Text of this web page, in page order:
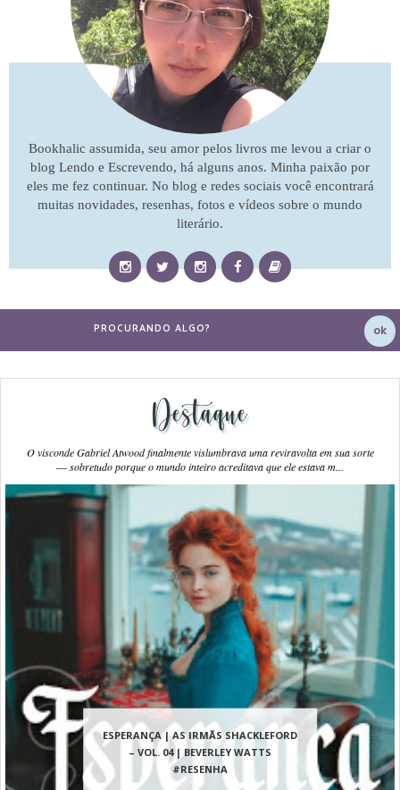
Bookhalic assumida, seu amor pelos livros me levou a criar o
blog Lendo e Escrevendo, há alguns anos. Minha paixão por
eles me fez continuar. No blog e redes sociais você encontrará
muitas novidades, resenhas, fotos e vídeos sobre o mundo
literário.
Destaque
ESPERANÇA | AS IRMÃS SHACKLEFORD
– VOL. 04 | BEVERLEY WATTS
#RESENHA
O visconde Gabriel Atwood finalmente vislumbrava uma reviravolta em sua sorte
― sobretudo porque o mundo inteiro acreditava que ele estava m...